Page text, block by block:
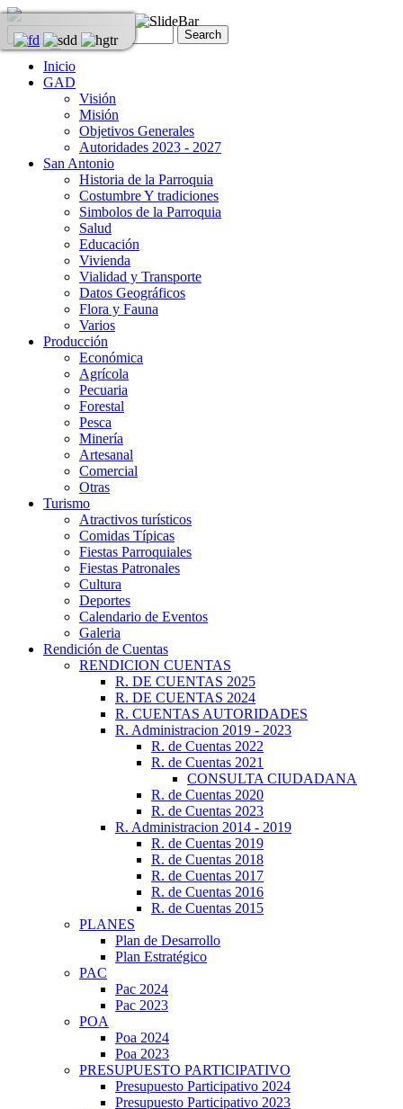
Inicio
GAD
Visión
Misión
Objetivos Generales
Autoridades 2023 - 2027
San Antonio
Historia de la Parroquia
Costumbre Y tradiciones
Simbolos de la Parroquia
Salud
Educación
Vivienda
Vialidad y Transporte
Datos Geográficos
Flora y Fauna
Varios
Producción
Económica
Agrícola
Pecuaria
Forestal
Pesca
Minería
Artesanal
Comercial
Otras
Turismo
Atractivos turísticos
Comidas Típicas
Fiestas Parroquiales
Fiestas Patronales
Cultura
Deportes
Calendario de Eventos
Galeria
Rendición de Cuentas
RENDICION CUENTAS
R. DE CUENTAS 2025
R. DE CUENTAS 2024
R. CUENTAS AUTORIDADES
R. Administracion 2019 - 2023
R. de Cuentas 2022
R. de Cuentas 2021
CONSULTA CIUDADANA
R. de Cuentas 2020
R. de Cuentas 2023
R. Administracion 2014 - 2019
R. de Cuentas 2019
R. de Cuentas 2018
R. de Cuentas 2017
R. de Cuentas 2016
R. de Cuentas 2015
PLANES
Plan de Desarrollo
Plan Estratégico
PAC
Pac 2024
Pac 2023
POA
Poa 2024
Poa 2023
PRESUPUESTO PARTICIPATIVO
Presupuesto Participativo 2024
Presupuesto Participativo 2023